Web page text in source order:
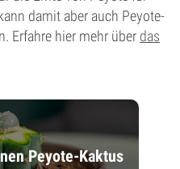
damit aber auch Peyote-
Erfahre hier mehr über das
Peyote-Kaktus